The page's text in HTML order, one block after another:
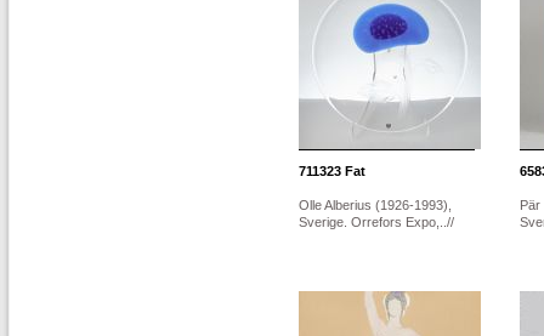
711323 Fat
Olle Alberius (1926-1993),
Sverige. Orrefors Expo,..//
Pär